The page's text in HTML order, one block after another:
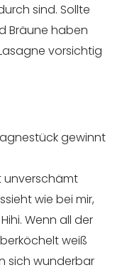
sind. Sollte
Bräune haben
vorsichtig
gewinnt
unverschämt
wie bei mir,
Wenn all der
weiß
sich wunderbar